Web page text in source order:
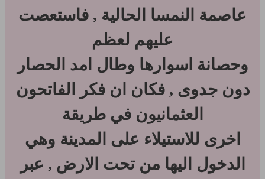
عاصمة النمسا الحالية , فاستعصت
عليهم لعظم
وحصانة اسوارها وطال امد الحصار
دون جدوى , فكان ان فكر الفاتحون
العثمانيون في طريقة
اخرى للاستيلاء على المدينة وهي
الدخول اليها من تحت الارض , عبر